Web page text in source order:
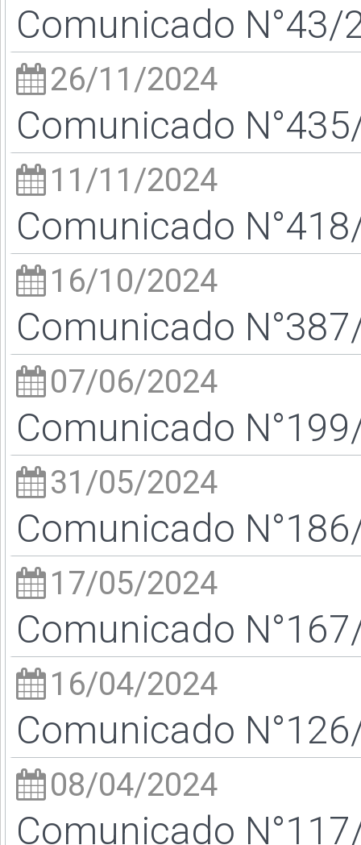
Comunicado N°43/
26/11/2024
Comunicado
11/11/2024
Comunicado
16/10/2024
Comunicado
07/06/2024
Comunicado
31/05/2024
Comunicado
17/05/2024
Comunicado
16/04/2024
Comunicado
08/04/2024
Comunicado